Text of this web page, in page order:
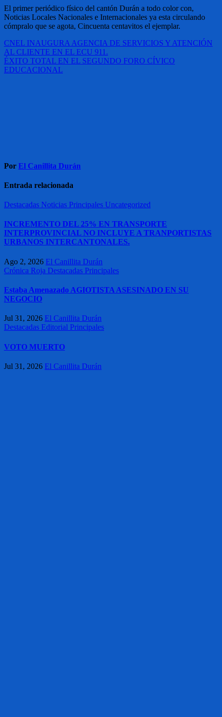
El primer periódico físico del cantón Durán a todo color con,
Noticias Locales Nacionales e Internacionales ya esta circulando
cómpralo que se agota, Cincuenta centavitos el ejemplar.
Navegación
de
entradas
CNEL INAUGURA AGENCIA DE SERVICIOS Y ATENCIÓN
AL CLIENTE EN EL ECU 911.
ÉXITO TOTAL EN EL SEGUNDO FORO CÍVICO
EDUCACIONAL
Por El Canillita Durán
Entrada relacionada
Destacadas Noticias Principales Uncategorized
INCREMENTO DEL 25% EN TRANSPORTE
INTERPROVINCIAL NO INCLUYE A TRANPORTISTAS
URBANOS INTERCANTONALES.
Ago 2, 2026 El Canillita Durán
Crónica Roja Destacadas Principales
Estaba Amenazado AGIOTISTA ASESINADO EN SU
NEGOCIO
Jul 31, 2026 El Canillita Durán
Destacadas Editorial Principales
VOTO MUERTO
Jul 31, 2026 El Canillita Durán